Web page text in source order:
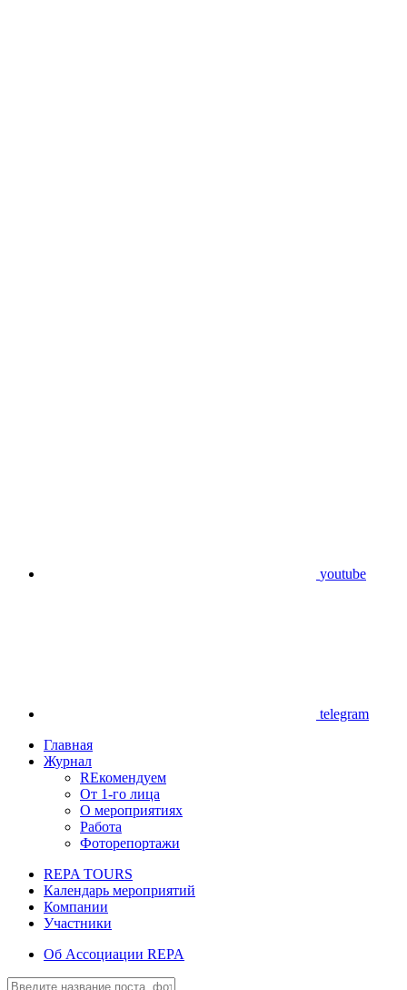
youtube
telegram
Главная
Журнал
REкомендуем
От 1-го лица
О мероприятиях
Работа
Фоторепортажи
REPA TOURS
Календарь мероприятий
Компании
Участники
Об Ассоциации REPA